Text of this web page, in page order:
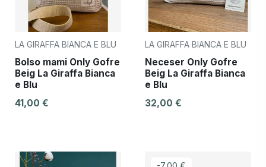
LA GIRAFFA BIANCA E BLU
Bolso mami Only Gofre
Beig La Giraffa Bianca
e Blu
41,00 €
LA GIRAFFA BIANCA E BLU
Neceser Only Gofre
Beig La Giraffa Bianca
e Blu
32,00 €